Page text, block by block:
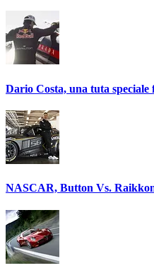
Dario Costa, una tuta
NASCAR, Button Vs.